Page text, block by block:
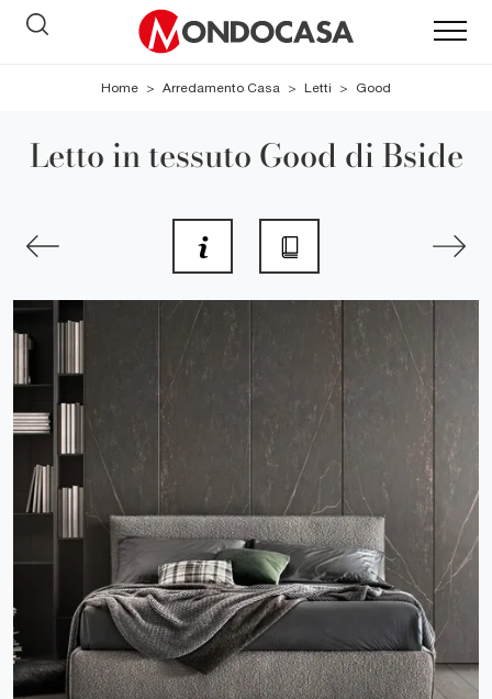
Home > Arredamento Casa > Letti > Good
Letto in tessuto Good di Bside